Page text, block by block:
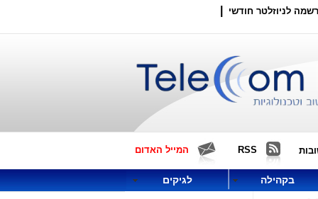
לניוזלטר חודשי
RSS המייל האדום
בקהילה לגיקים